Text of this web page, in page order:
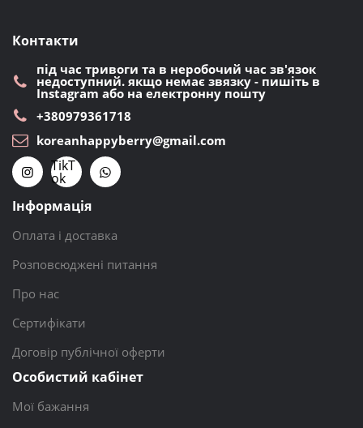
Контакти
під час тривоги та в неробочий час зв'язок
недоступний. якщо немає звязку - пишіть в
Instagram або на електронну пошту
+380979361718
koreanhappyberry@gmail.com
TikT
ok
Інформація
Оплата і доставка
Розповсюджені питання
Про нас
Сертифікати
Договір публічної оферти
Особистий кабінет
Мої бажання